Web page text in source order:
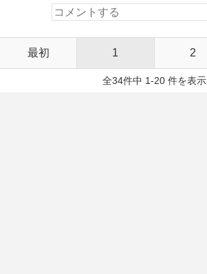
最初 1 2
全34件中 1-20 件を表示